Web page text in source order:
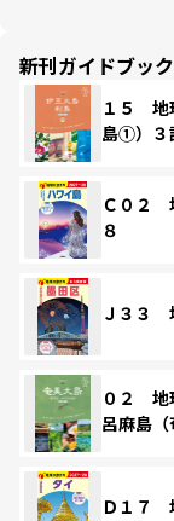
新刊ガイドブック
１５ 地
島①）３
Ｃ０２
８
Ｊ３３
０２
呂麻島
Ｄ１７